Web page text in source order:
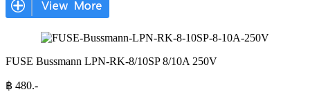
FUSE Bussmann LPN-RK-8/10SP 8/10A 250V
฿ 480.-